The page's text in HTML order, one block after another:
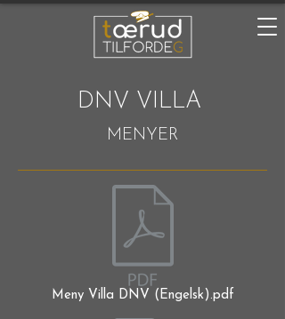
DNV VILLA
MENYER
Meny Villa DNV (Engelsk).pdf